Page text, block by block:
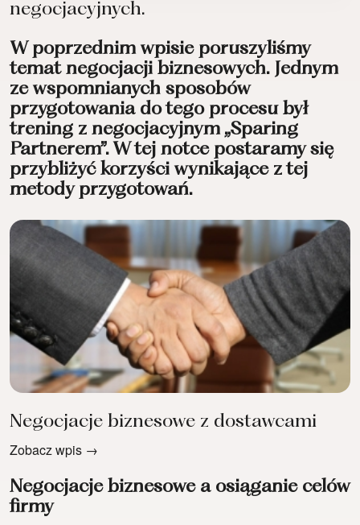
negocjacyjnych.
W poprzednim wpisie poruszyliśmy
temat negocjacji biznesowych. Jednym
ze wspomnianych sposobów
przygotowania do tego procesu był
trening z negocjacyjnym „Sparing
Partnerem”. W tej notce postaramy się
przybliżyć korzyści wynikające z tej
metody przygotowań.
Negocjacje biznesowe z dostawcami
Zobacz wpis →
Negocjacje biznesowe a osiąganie celów
firmy